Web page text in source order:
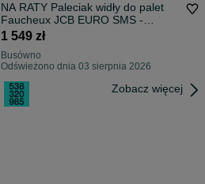
NA RATY Paleciak widły do palet
Faucheux JCB EURO SMS -
RABATY
1 549 zł
Busówno
Odświeżono dnia 03 sierpnia 2026
Zobacz więcej